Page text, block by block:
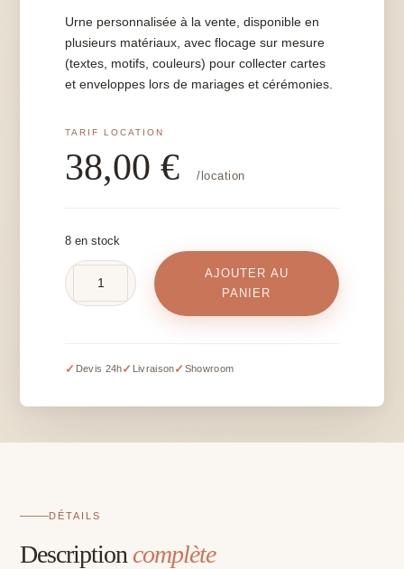
Urne personnalisée à la vente, disponible en
plusieurs matériaux, avec flocage sur mesure
(textes, motifs, couleurs) pour collecter cartes
et enveloppes lors de mariages et cérémonies.
38,00€ /location
8 en stock
AJOUTER AU
PANIER
✓ Devis 24h✓ Livraison✓ Showroom
DÉTAILS
Description complète